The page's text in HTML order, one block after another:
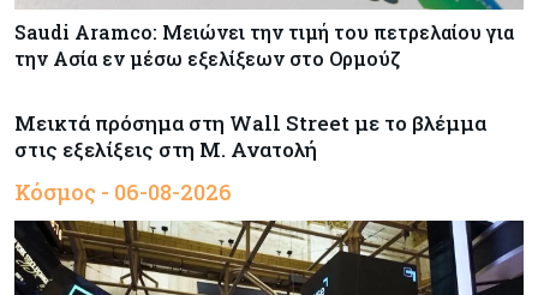
Saudi Aramco: Μειώνει την τιμή του πετρελαίου για
την Ασία εν μέσω εξελίξεων στο Ορμούζ
Μεικτά πρόσημα στη Wall Street με το βλέμμα
στις εξελίξεις στη Μ. Ανατολή
Κόσμος - 06-08-2026